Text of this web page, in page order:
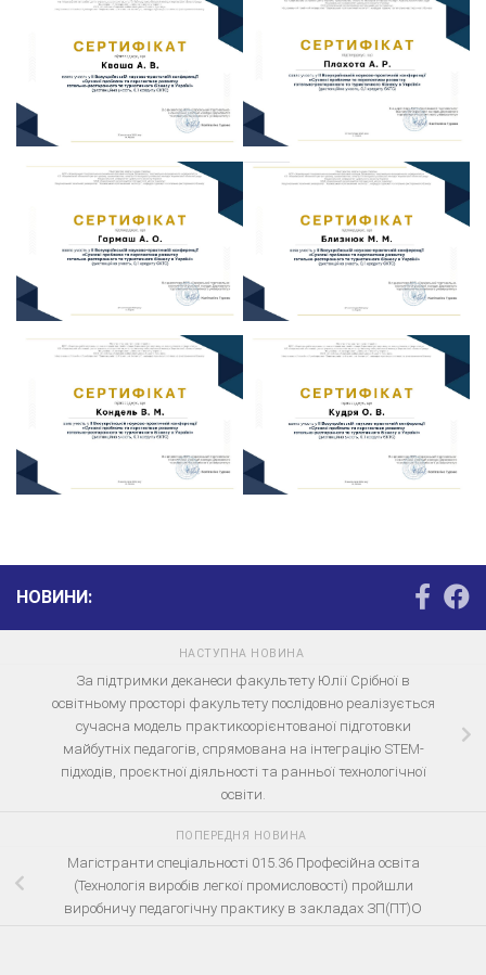
НОВИНИ:
НАСТУПНА НОВИНА
За підтримки деканеси факультету Юлії Срібної в
освітньому просторі факультету послідовно реалізується
сучасна модель практикоорієнтованої підготовки
майбутніх педагогів, спрямована на інтеграцію STEM-
підходів, проєктної діяльності та ранньої технологічної
освіти.
ПОПЕРЕДНЯ НОВИНА
Магістранти спеціальності 015.36 Професійна освіта
(Технологія виробів легкої промисловості) пройшли
виробничу педагогічну практику в закладах ЗП(ПТ)О